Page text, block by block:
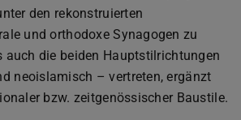
den rekonstruierten
und orthodoxe Synagogen zu
auch die beiden Hauptstilrichtungen
neoislamisch – vertreten, ergänzt
bzw. zeitgenössischer Baustile.